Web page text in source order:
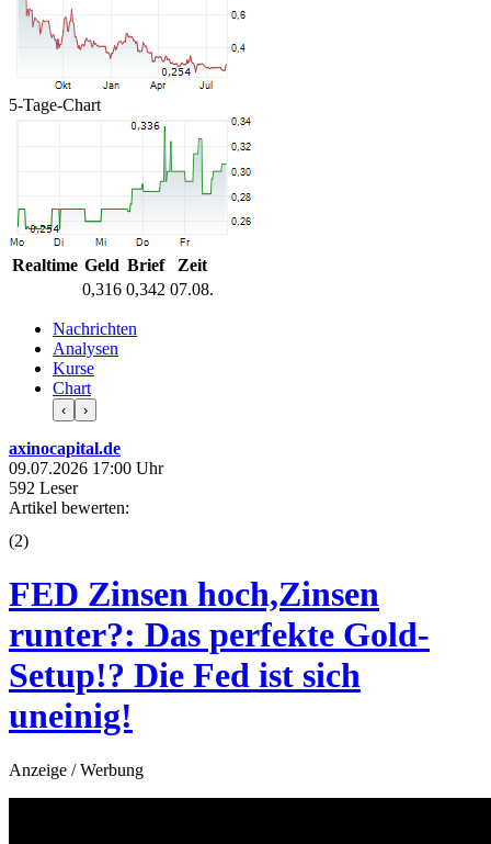
5-Tage-Chart
Realtime Geld Brief
Zeit
0,316 0,342 07.08.
Nachrichten
Analysen
Kurse
Chart
‹ ›
axinocapital.de
09.07.2026 17:00 Uhr
592 Leser
Artikel bewerten:
(2)
FED Zinsen hoch,Zinsen
runter?: Das perfekte Gold-
Setup!? Die Fed ist sich
uneinig!
Anzeige / Werbung